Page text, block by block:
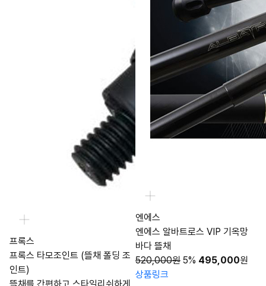
프록스
프록스 타모조인트 (뜰채 폴딩 조
인트)
엔에스
엔에스 알바트로스 VIP 기옥망
바다 뜰채
520,000원 5% 495,000원
상품링크